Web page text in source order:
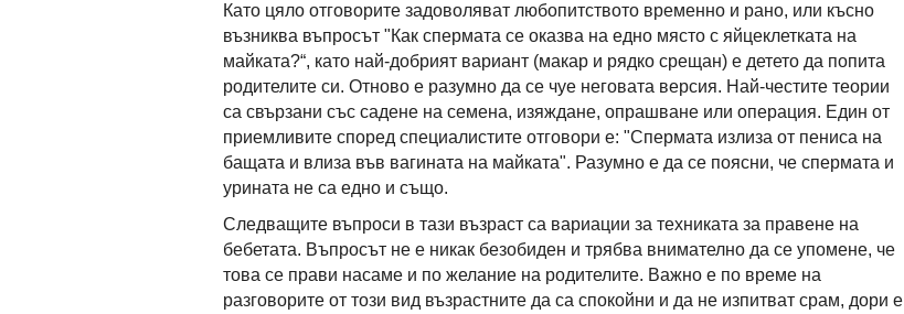
Като цяло отговорите задоволяват любопитството временно и рано, или късно
възниква въпросът "Как спермата се оказва на едно място с яйцеклетката на
майката?“, като най-добрият вариант (макар и рядко срещан) е детето да попита
родителите си. Отново е разумно да се чуе неговата версия. Най-честите теории
са свързани със садене на семена, изяждане, опрашване или операция. Един от
приемливите според специалистите отговори е: "Спермата излиза от пениса на
бащата и влиза във вагината на майката". Разумно е да се поясни, че спермата и
урината не са едно и също.
Следващите въпроси в тази възраст са вариации за техниката за правене на
бебетата. Въпросът не е никак безобиден и трябва внимателно да се упомене, че
това се прави насаме и по желание на родителите. Важно е по време на
разговорите от този вид възрастните да са спокойни и да не изпитват срам, дори е